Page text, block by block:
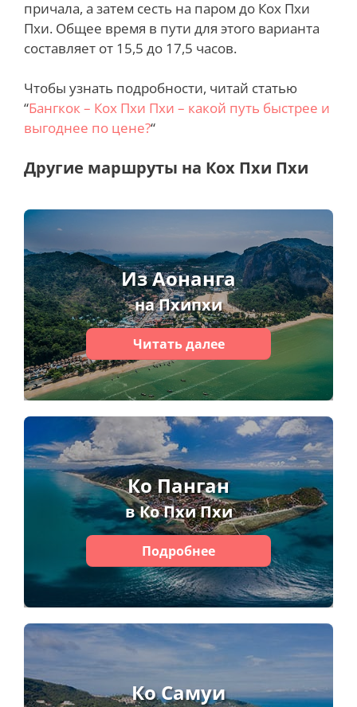
причала, а затем сесть на паром до Кох Пхи
Пхи. Общее время в пути для этого варианта
составляет от 15,5 до 17,5 часов.
Чтобы узнать подробности, читай статью
“Бангкок – Кох Пхи Пхи – какой путь быстрее и
выгоднее по цене?“
Другие маршруты на Кох Пхи Пхи
Из Аонанга
на Пхипхи
Читать далее
Ко Панган
в Ко Пхи Пхи
Подробнее
Ко Самуи